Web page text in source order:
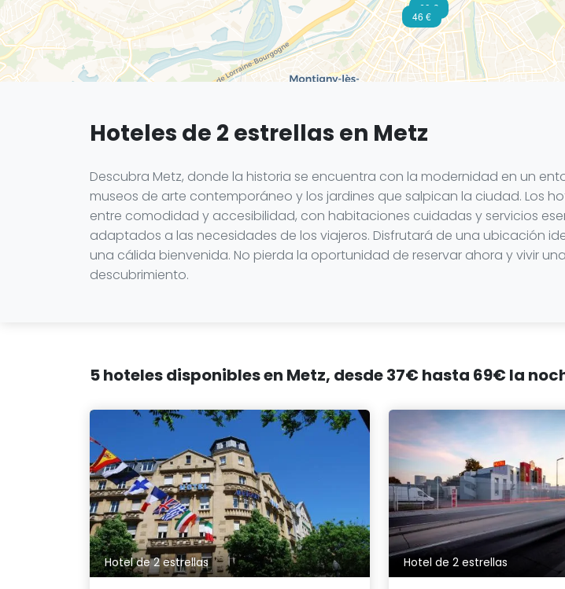
69 €
46 €
Hoteles de 2 estrellas en Metz
Descubra Metz, donde la historia se encuentra con la modernidad en un
museos de arte contemporáneo y los jardines que salpican la ciudad. Los
entre comodidad y accesibilidad, con habitaciones cuidadas y servicios
adaptados a las necesidades de los viajeros. Disfrutará de una ubicación
una cálida bienvenida. No pierda la oportunidad de reservar ahora y vivir
descubrimiento.
5 hoteles disponibles en Metz, desde 37€ hasta 69€ la
Hotel de 2 estrellas Hotel de 2 estrellas